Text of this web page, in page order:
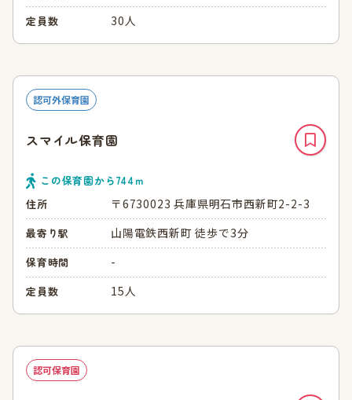
定員数 30人
認可外保育園
スマイル保育園
この保育園から744 ｍ
住所
〒6730023 兵庫県明石市西新町2-2-3
最寄り駅 山陽電鉄西新町 徒歩で3分
保育時間 -
定員数 15人
認可保育園